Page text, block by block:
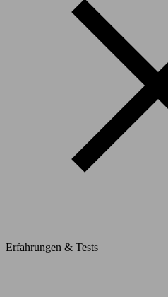
Erfahrungen & Tests